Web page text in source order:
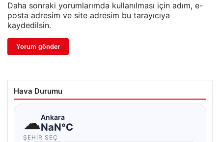
Daha sonraki yorumlarımda kullanılması için adım, e-
posta adresim ve site adresim bu tarayıcıya
kaydedilsin.
Hava Durumu
☁Ankara
NaN°C
ŞEHIR SEÇ